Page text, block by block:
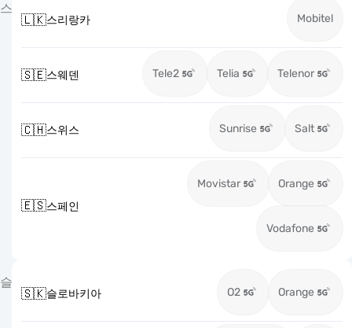
스
🇱🇰스리랑카 Mobitel
🇸🇪스웨덴 Tele2 Telia Telenor
🇨🇭스위스 Sunrise Salt
🇪🇸스페인
Movistar Orange
Vodafone
슬
🇸🇰슬로바키아 O2 Orange